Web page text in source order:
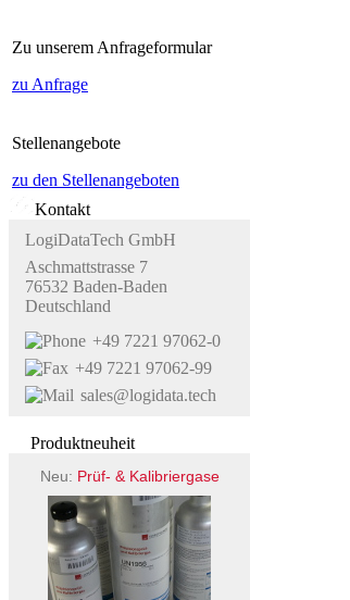
Zu unserem Anfrageformular
zu Anfrage
Stellenangebote
zu den Stellenangeboten
Kontakt
LogiDataTech GmbH
Aschmattstrasse 7
76532 Baden-Baden
Deutschland
+49 7221 97062-0
+49 7221 97062-99
sales@logidata.tech
Produktneuheit
Neu: Prüf- & Kalibriergase